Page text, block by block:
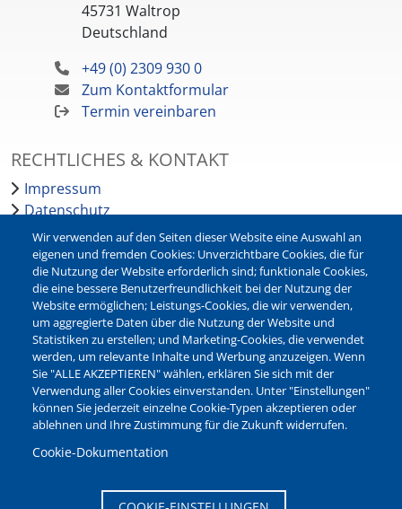
45731 Waltrop
Deutschland
+49 (0) 2309 930 0
Zum Kontaktformular
Termin vereinbaren
RECHTLICHES & KONTAKT
Impressum
Datenschutz
Barrierefreiheit
Leichte Sprache
Bankverbindungen
Pressestelle
Kontakt
NEWSLETTER
Jetzt die verschiedenen Newsletter der Stadt Waltrop
abonnieren:
Newsletter verwalten
Wir verwenden auf den Seiten dieser Website eine Auswahl an
eigenen und fremden Cookies: Unverzichtbare Cookies, die für
die Nutzung der Website erforderlich sind; funktionale Cookies,
die eine bessere Benutzerfreundlichkeit bei der Nutzung der
Website ermöglichen; Leistungs-Cookies, die wir verwenden,
um aggregierte Daten über die Nutzung der Website und
Statistiken zu erstellen; und Marketing-Cookies, die verwendet
werden, um relevante Inhalte und Werbung anzuzeigen. Wenn
Sie "ALLE AKZEPTIEREN" wählen, erklären Sie sich mit der
Verwendung aller Cookies einverstanden. Unter "Einstellungen"
können Sie jederzeit einzelne Cookie-Typen akzeptieren oder
ablehnen und Ihre Zustimmung für die Zukunft widerrufen.
Cookie-Dokumentation